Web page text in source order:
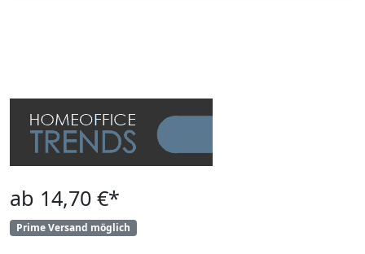
ab 14,70 €*
Prime Versand möglich